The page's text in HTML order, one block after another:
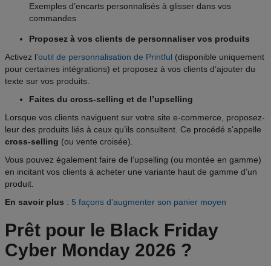
Exemples d’encarts personnalisés à glisser dans vos
commandes
Proposez à vos clients de personnaliser vos produits
Activez l’outil de personnalisation de Printful (disponible uniquement
pour certaines intégrations) et proposez à vos clients d’ajouter du
texte sur vos produits.
Faites du cross-selling et de l’upselling
Lorsque vos clients naviguent sur votre site e-commerce, proposez-
leur des produits liés à ceux qu’ils consultent. Ce procédé s’appelle
cross-selling (ou vente croisée).
Vous pouvez également faire de l’upselling (ou montée en gamme)
en incitant vos clients à acheter une variante haut de gamme d’un
produit.
En savoir plus : 5 façons d’augmenter son panier moyen
Prêt pour le Black Friday
Cyber Monday 2026 ?